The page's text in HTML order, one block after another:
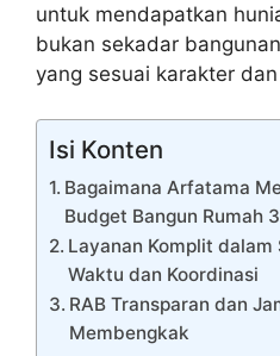
untuk mendapatkan
bukan sekadar
yang sesuai karakter
Isi Konten
Bagaimana Arfatama
Budget Bangun Rumah
Layanan Komplit dalam
Waktu dan Koordinasi
RAB Transparan dan
Membengkak